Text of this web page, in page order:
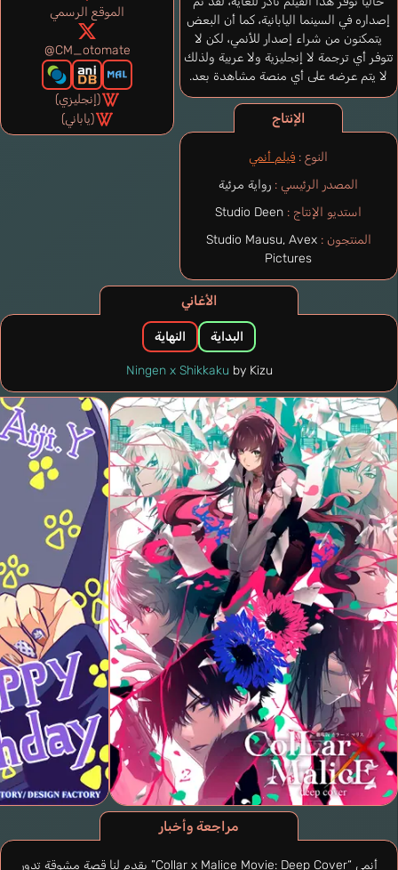
إصداره في السينما اليابانية، كما أن البعض
يتمكنون من شراء إصدار للأنمي، لكن لا
تتوفر أي ترجمة لا إنجليزية ولا عربية ولذلك
لا يتم عرضه على أي منصة مشاهدة بعد.
مراجعة وأخبار
أنمي “Collar x Malice Movie: Deep Cover” يقدم لنا قصة مشوقة تدور
الإنتاج
النوع : فيلم أنمي
المصدر الرئيسي : رواية مرئية
استديو الإنتاج : Studio Deen
المنتجون : Studio Mausu, Avex
Pictures
الأغاني
البداية النهاية
Ningen x Shikkaku by Kizu
الموقع الرسمي
@CM_otomate
(إنجليزي)
(ياباني)